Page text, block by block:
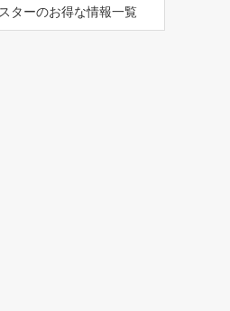
ターのお得な情報一覧